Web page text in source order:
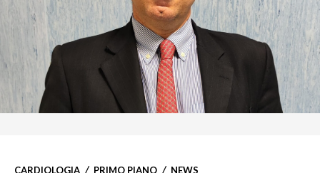
CARDIOLOGIA PRIMO PIANO NEWS